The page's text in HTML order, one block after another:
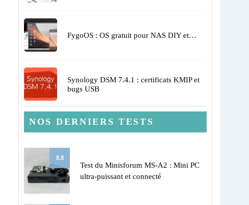
FygoOS : OS gratuit pour NAS DIY et…
Synology DSM 7.4.1 : certificats KMIP et
bugs USB
NOS DERNIERS TESTS
8.8
Test du Minisforum MS-A2 : Mini PC
ultra-puissant et connecté